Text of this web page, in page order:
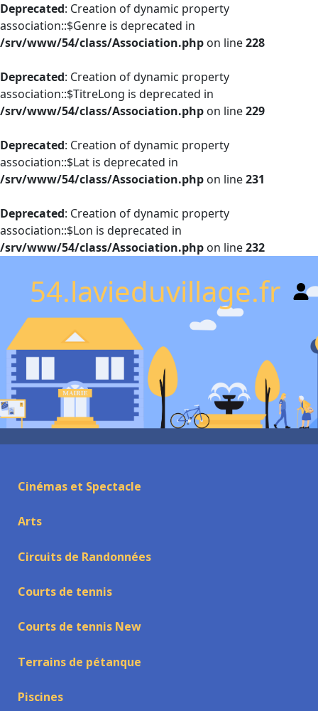
Deprecated: Creation of dynamic property
association::$Genre is deprecated in
/srv/www/54/class/Association.php on line228
Deprecated: Creation of dynamic property
association::$TitreLong is deprecated in
/srv/www/54/class/Association.php on line229
Deprecated: Creation of dynamic property
association::$Lat is deprecated in
/srv/www/54/class/Association.php on line231
Deprecated: Creation of dynamic property
association::$Lon is deprecated in
/srv/www/54/class/Association.php on line232
54.lavieduvillage.fr
Cinémas et Spectacle
Arts
Circuits de Randonnées
Courts de tennis
Courts de tennis New
Terrains de pétanque
Piscines